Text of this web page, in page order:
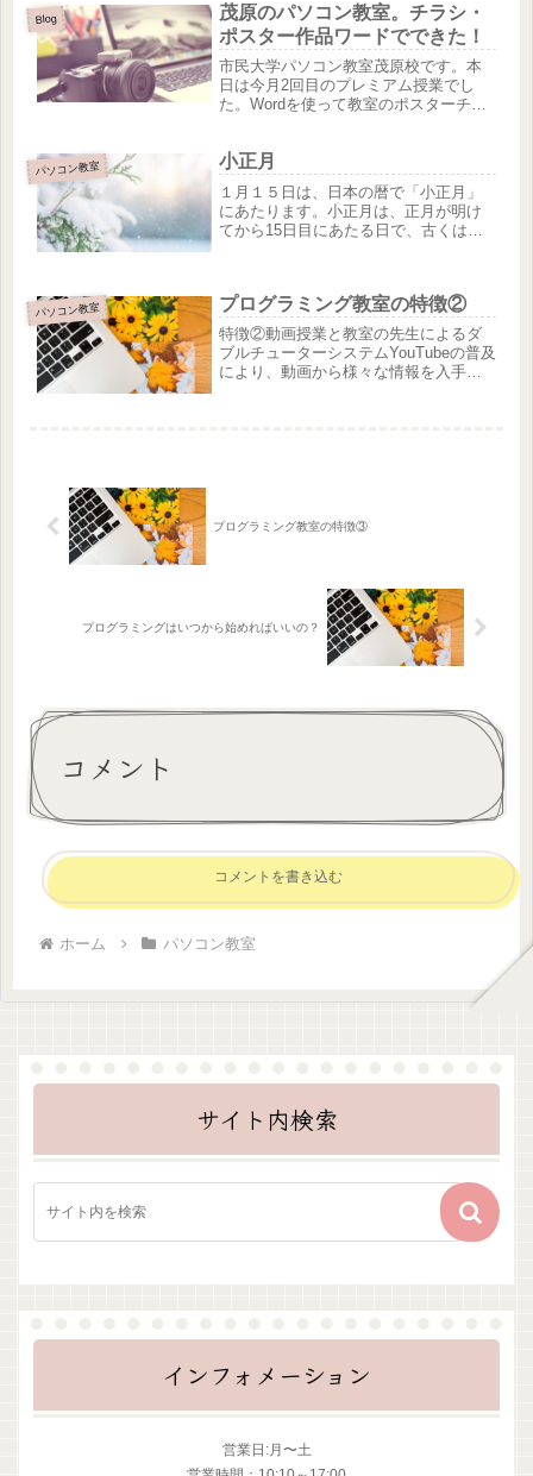
ースで学べます！再就職に向けて学び
たいと考えている方...
Blog
茂原のパソコン教室。チラシ・
ポスター作品ワードでできた！
市民大学パソコン教室茂原校です。本
日は今月2回目のプレミアム授業でし
た。Wordを使って教室のポスターチラ
掲載！テンプレートを利用しました
が、画像なども差し替えて、教室のP...
パソコン教室 小正月
１月１５日は、日本の暦で「小正月」
にあたります。小正月は、正月が明け
てから15日目にあたる日で、古くは
人形草や七草粥を食べる習慣がありま
す。...
パソコン教室 プログラミング教室の特徴②
特徴②動画授業と教室の先生によるダ
ブルチューターシステムYouTubeの普及
により、動画から様々な情報を入手す
プログラミング教室の特徴③
プログラミングはいつから始めればいいの？
コメント
コメントを書き込む
ホーム パソコン教室
サイト内検索
インフォメーション
営業日:月〜土